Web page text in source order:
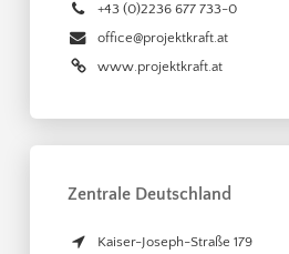
+43 (0)2236 677 733-0
office@projektkraft.at
www.projektkraft.at
Zentrale Deutschland
Kaiser-Joseph-Straße 179